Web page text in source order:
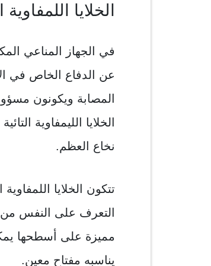
الخلايا اللمفاوية
عن الدفاع الخاص في
المصابة ويكونون
الخلايا الليمفاوية
نخاع العظم.
تتكون الخلايا
التعرف على النفس من
مميزة على أسطحها
يناسبه مفتاح معين.